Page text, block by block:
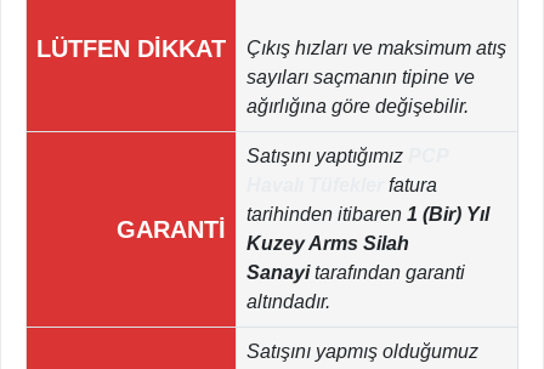
LÜTFEN DİKKAT
Çıkış hızları ve maksimum atış
sayıları saçmanın tipine ve
ağırlığına göre değişebilir.
GARANTİ
Satışını yaptığımız
fatura
tarihinden itibaren 1 (Bir) Yıl
Kuzey Arms Silah
Sanayitarafından garanti
altındadır.
Satışını yapmış olduğumuz